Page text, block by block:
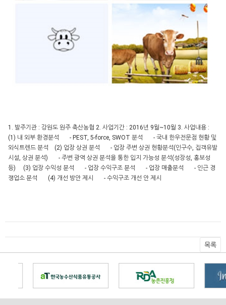
1. 발주기관 : 강원도 원주 축산농협 2. 사업기간 : 2016년 9월~10월 3. 사업내용 :
(1) 내 외부 환경분석
- PEST, 5-force, SWOT 분석
- 국내 한우전문점 현황 및
외식트렌드 분석
(2) 업장 상권 분석
- 업장 주변 상권 현황분석(인구수, 집객유발
시설, 상권 분석)
- 주변 광역 상권 분석을 통한 입지 가능성 분석(성장성, 홍보성
등)
(3) 업장 수익성 분석 - 업장 수익구조 분석 - 업장 매출분석
- 인근 경
쟁업소 분석
(4) 개선 방안 제시 - 수익구조 개선 안 제시
목록